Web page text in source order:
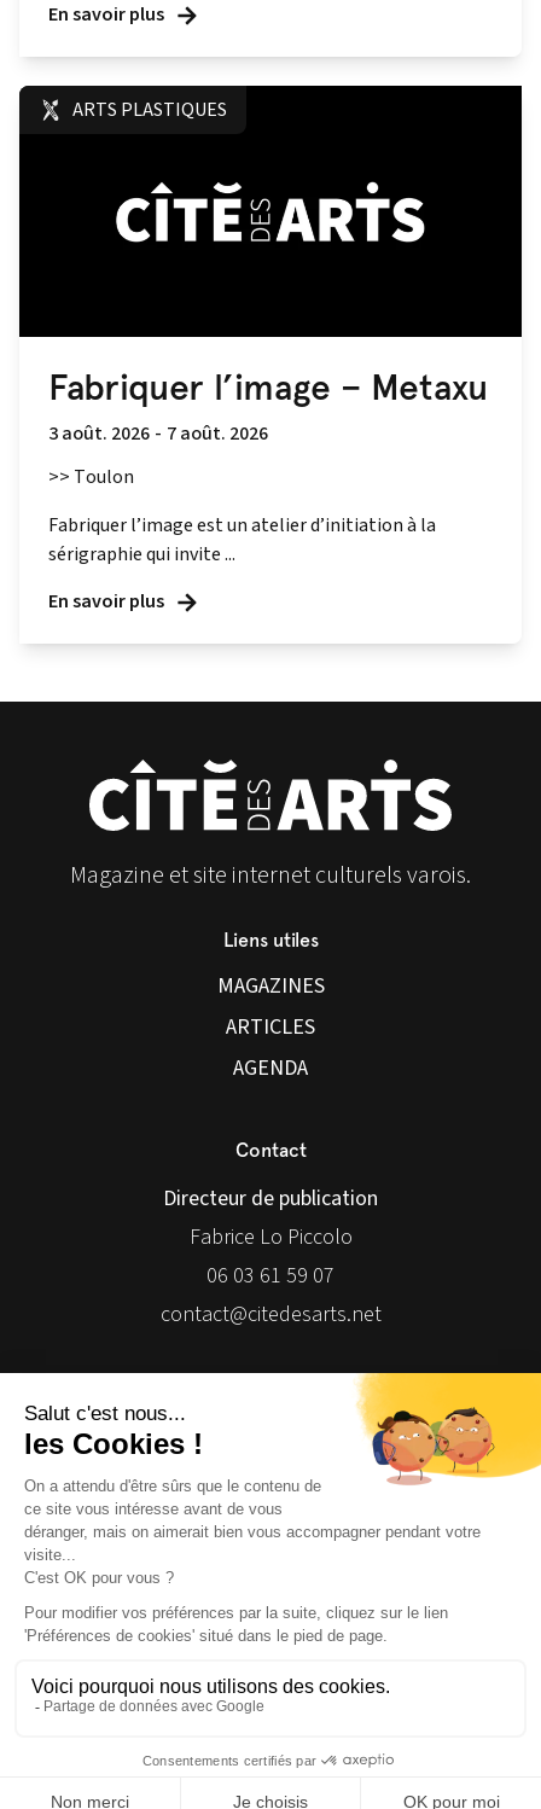
En savoir plus
ARTS PLASTIQUES
Fabriquer l’image – Metaxu
3 août. 2026 - 7 août. 2026
>> Toulon
Fabriquer l’image est un atelier d’initiation à la
sérigraphie qui invite ...
En savoir plus
Magazine et site internet culturels varois.
Liens utiles
MAGAZINES
ARTICLES
AGENDA
Contact
Directeur de publication
Fabrice Lo Piccolo
06 03 61 59 07
contact@citedesarts.net
© 2026 | Cité des Arts | Tous droits réservés